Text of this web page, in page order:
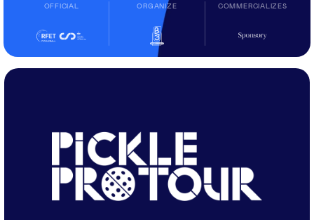
OFFICIAL ORGANIZE COMMERCIALIZES